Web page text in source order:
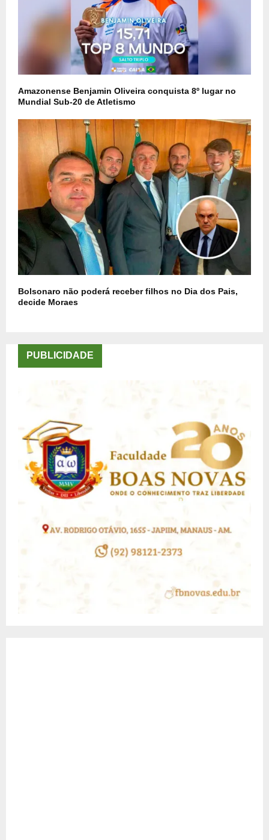
Amazonense Benjamin Oliveira conquista 8º lugar no
Mundial Sub-20 de Atletismo
Bolsonaro não poderá receber filhos no Dia dos Pais,
decide Moraes
PUBLICIDADE